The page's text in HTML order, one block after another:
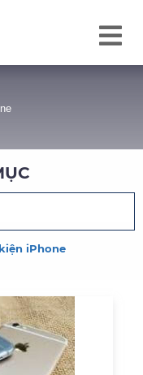
iPhone